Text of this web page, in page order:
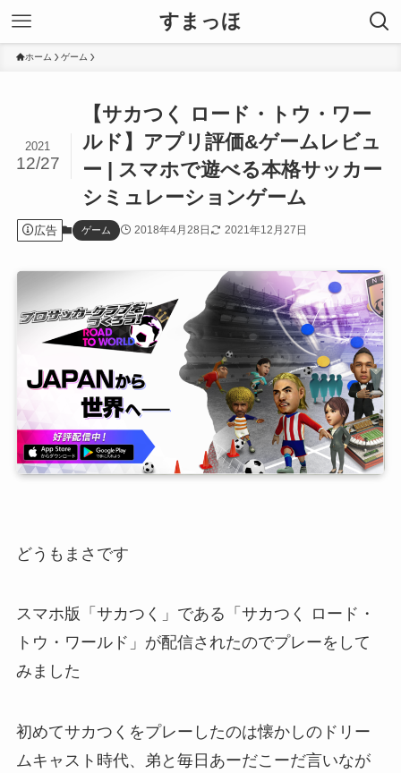
すまっほ
ホーム ゲーム
【サカつく ロード・トウ・ワー
ルド】アプリ評価&ゲームレビュ
ー | スマホで遊べる本格サッカー
シミュレーションゲーム
2021
12/27
広告 ゲーム 2018年4月28日 2021年12月27日
どうもまさです
スマホ版「サカつく」である「サカつく ロード・
トウ・ワールド」が配信されたのでプレーをして
みました
初めてサカつくをプレーしたのは懐かしのドリー
ムキャスト時代、弟と毎日あーだこーだ言いなが